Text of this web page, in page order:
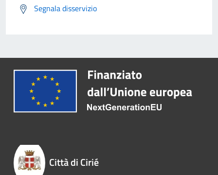
Segnala disservizio
Città di Cirié